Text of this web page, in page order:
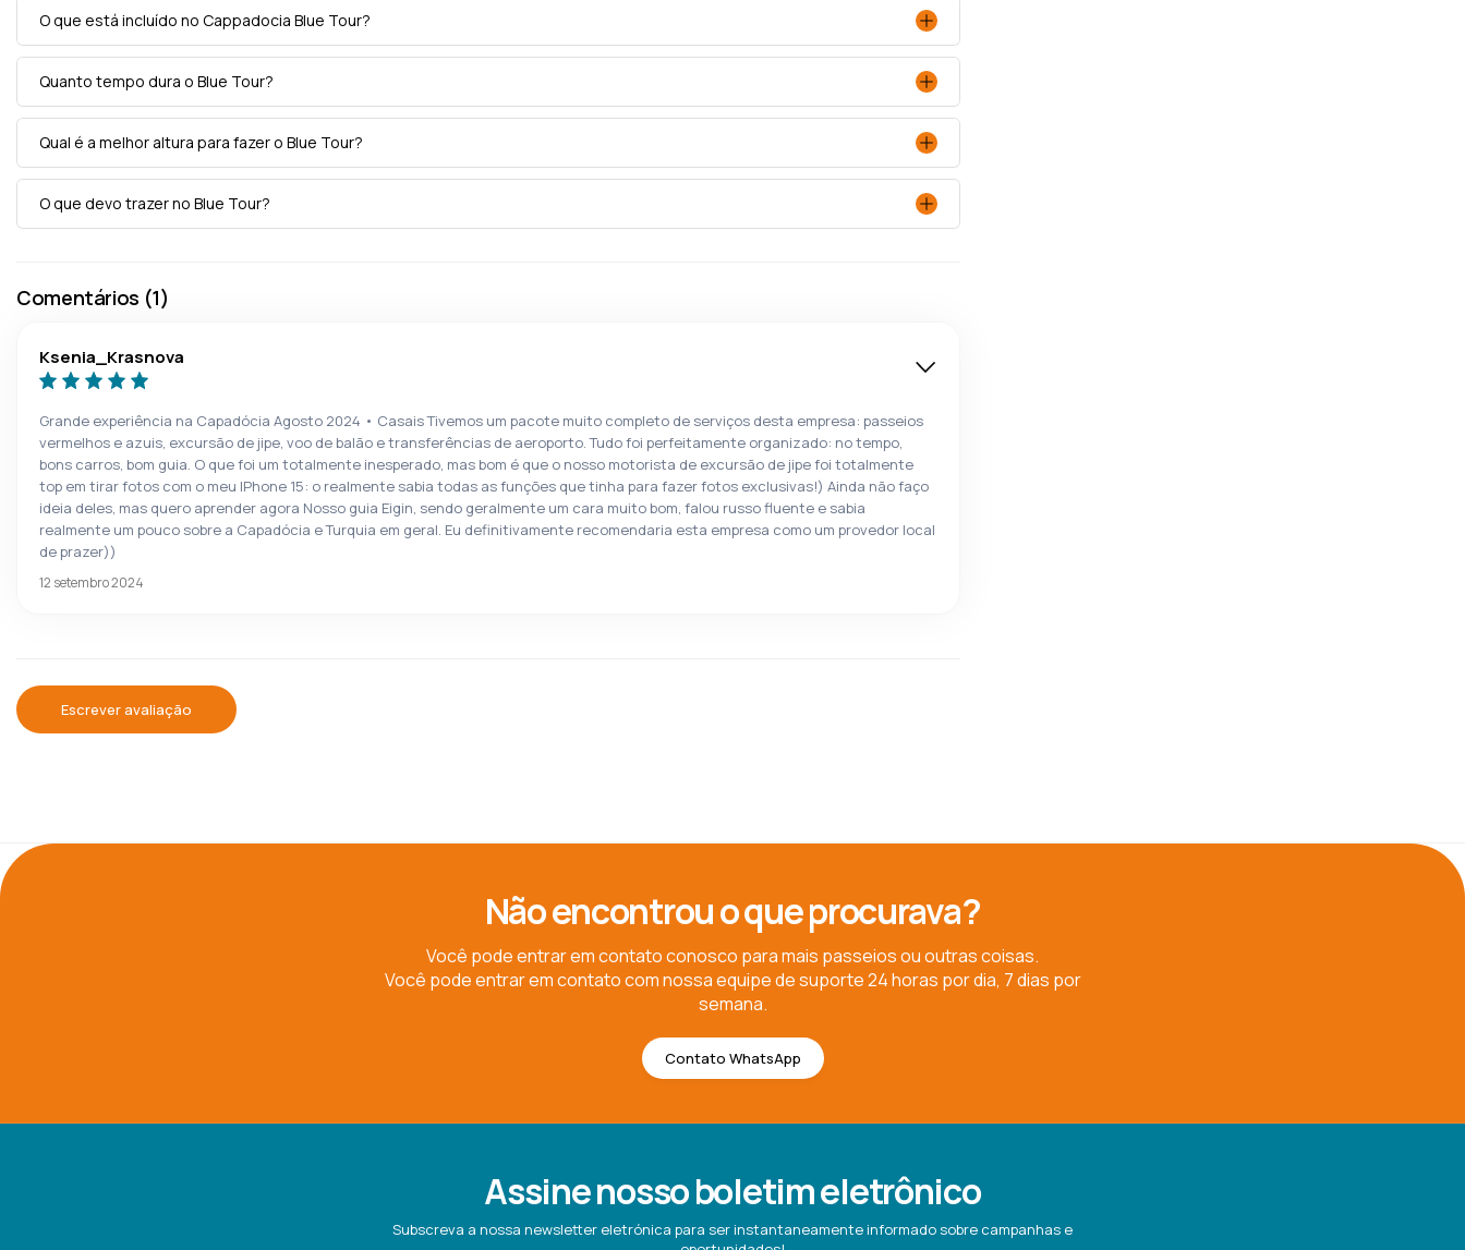
O que está incluído no Cappadocia Blue Tour?
Quanto tempo dura o Blue Tour?
Qual é a melhor altura para fazer o Blue Tour?
O que devo trazer no Blue Tour?
Comentários (1)
Ksenia_Krasnova
Grande experiência na Capadócia Agosto 2024 • Casais Tivemos um pacote muito completo de serviços desta empresa: passeios
vermelhos e azuis, excursão de jipe, voo de balão e transferências de aeroporto. Tudo foi perfeitamente organizado: no tempo,
bons carros, bom guia. O que foi um totalmente inesperado, mas bom é que o nosso motorista de excursão de jipe foi totalmente
top em tirar fotos com o meu IPhone 15: o realmente sabia todas as funções que tinha para fazer fotos exclusivas!) Ainda não faço
ideia deles, mas quero aprender agora Nosso guia Eigin, sendo geralmente um cara muito bom, falou russo fluente e sabia
realmente um pouco sobre a Capadócia e Turquia em geral. Eu definitivamente recomendaria esta empresa como um provedor local
de prazer))
12 setembro 2024
Escrever avaliação
Não encontrou o que procurava?
Você pode entrar em contato conosco para mais passeios ou outras coisas.
Você pode entrar em contato com nossa equipe de suporte 24 horas por dia, 7 dias por
semana.
Contato WhatsApp
Assine nosso boletim eletrônico
Subscreva a nossa newsletter eletrónica para ser instantaneamente informado sobre campanhas e